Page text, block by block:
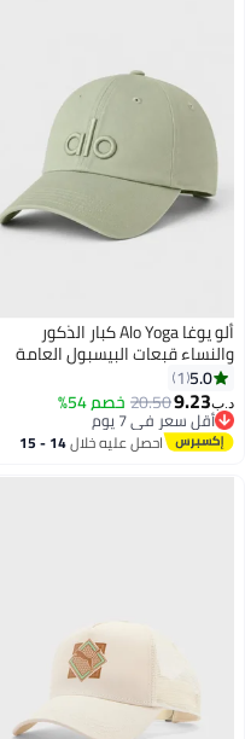
4
ألو يوغا Alo Yoga كبار الذكور
والنساء قبعات البيسبول العامة
القابلة للتعديل - قبعات رياضية
تنفسية خفيفة الوزن للرجال والنساء،
قبعات منحنية، أسلوب ملابس
الشارع، رمادي أخضر
5.0
1
د.ب‏9.23
20.50خصم 54%
أقل سعر في 7 يوم
أقل سعر في 7 يوماحصل عليه خلال 14 - 15